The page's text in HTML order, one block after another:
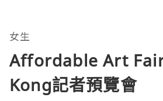
女生
Affordable Art
Kong記者預覽會